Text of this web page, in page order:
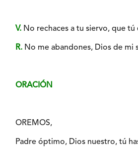
V. No rechaces a tu siervo, que tú
R. No me abandones, Dios de mi
ORACIÓN
OREMOS,
Padre óptimo, Dios nuestro, tú